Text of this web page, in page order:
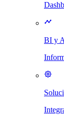
BI y